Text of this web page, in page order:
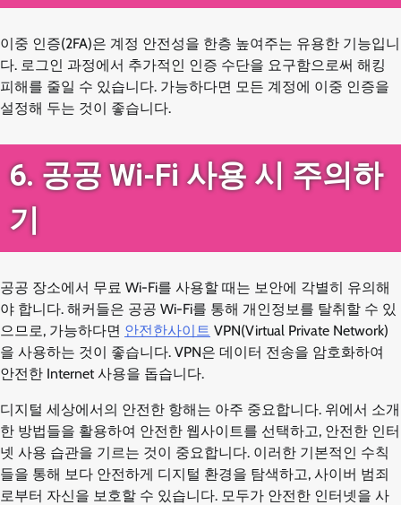
이중 인증(2FA)은 계정 안전성을 한층 높여주는 유용한 기능입니
다. 로그인 과정에서 추가적인 인증 수단을 요구함으로써 해킹
피해를 줄일 수 있습니다. 가능하다면 모든 계정에 이중 인증을
설정해 두는 것이 좋습니다.
6. 공공 Wi-Fi 사용 시 주의하
기
공공 장소에서 무료 Wi-Fi를 사용할 때는 보안에 각별히 유의해
야 합니다. 해커들은 공공 Wi-Fi를 통해 개인정보를 탈취할 수 있
으므로, 가능하다면 안전한사이트 VPN(Virtual Private Network)
을 사용하는 것이 좋습니다. VPN은 데이터 전송을 암호화하여
안전한 Internet 사용을 돕습니다.
디지털 세상에서의 안전한 항해는 아주 중요합니다. 위에서 소개
한 방법들을 활용하여 안전한 웹사이트를 선택하고, 안전한 인터
넷 사용 습관을 기르는 것이 중요합니다. 이러한 기본적인 수칙
들을 통해 보다 안전하게 디지털 환경을 탐색하고, 사이버 범죄
로부터 자신을 보호할 수 있습니다. 모두가 안전한 인터넷을 사